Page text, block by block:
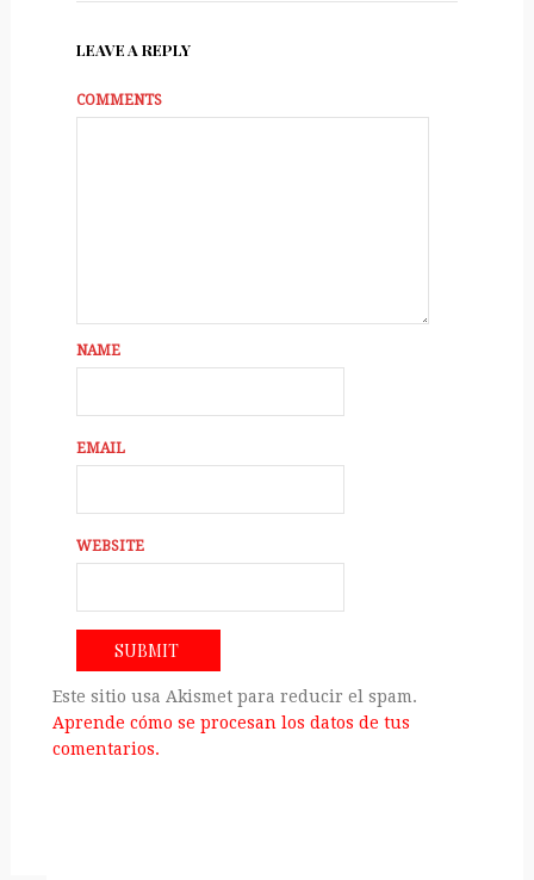
LEAVE A REPLY
COMMENTS
NAME
EMAIL
WEBSITE
Este sitio usa Akismet para reducir el spam.
Aprende cómo se procesan los datos de tus
comentarios.